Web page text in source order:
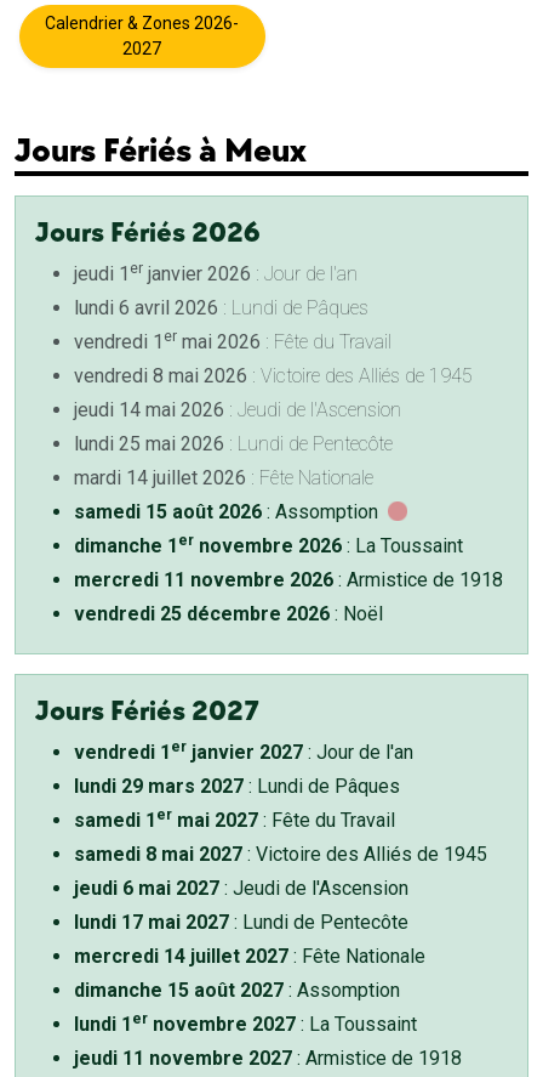
Calendrier & Zones 2026-
2027
Jours Fériés à Meux
Jours Fériés 2026
jeudi 1 er janvier 2026 : Jour de l'an
lundi 6 avril 2026 : Lundi de Pâques
vendredi 1 er mai 2026 : Fête du Travail
vendredi 8 mai 2026 : Victoire des Alliés de 1945
jeudi 14 mai 2026 : Jeudi de l'Ascension
lundi 25 mai 2026 : Lundi de Pentecôte
mardi 14 juillet 2026 : Fête Nationale
samedi 15 août 2026 : Assomption
dimanche 1 er novembre 2026 : La Toussaint
mercredi 11 novembre 2026 : Armistice de 1918
vendredi 25 décembre 2026 : Noël
Jours Fériés 2027
vendredi 1 er janvier 2027 : Jour de l'an
lundi 29 mars 2027 : Lundi de Pâques
samedi 1 er mai 2027 : Fête du Travail
samedi 8 mai 2027 : Victoire des Alliés de 1945
jeudi 6 mai 2027 : Jeudi de l'Ascension
lundi 17 mai 2027 : Lundi de Pentecôte
mercredi 14 juillet 2027 : Fête Nationale
dimanche 15 août 2027 : Assomption
lundi 1 er novembre 2027 : La Toussaint
jeudi 11 novembre 2027 : Armistice de 1918